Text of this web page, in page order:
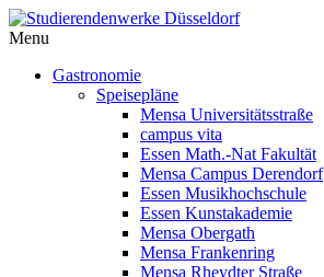
Menu
Gastronomie
Speisepläne
Mensa Universitätsstraße
campus vita
Essen Math.-Nat Fakultät
Mensa Campus Derendorf
Essen Musikhochschule
Essen Kunstakademie
Mensa Obergath
Mensa Frankenring
Mensa Rheydter Straße